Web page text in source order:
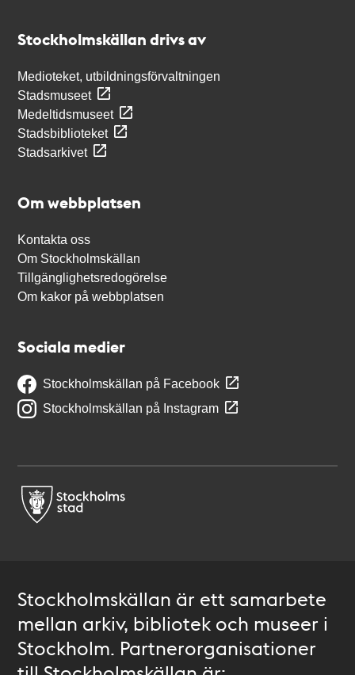
Stockholmskällan drivs av
Medioteket, utbildningsförvaltningen
Stadsmuseet
Medeltidsmuseet
Stadsbiblioteket
Stadsarkivet
Om webbplatsen
Kontakta oss
Om Stockholmskällan
Tillgänglighetsredogörelse
Om kakor på webbplatsen
Sociala medier
Stockholmskällan på Facebook
Stockholmskällan på Instagram
Stockholmskällan är ett samarbete
mellan arkiv, bibliotek och museer i
Stockholm. Partnerorganisationer